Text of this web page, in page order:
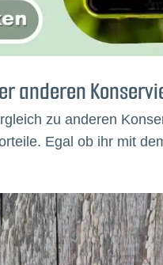
anderen
zu anderen
Egal ob ihr mit